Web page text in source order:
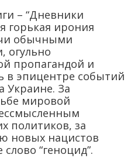
– “Дневники
горькая ирония
обычными
огульно
пропагандой и
в эпицентре событий
Украине. За
мировой
политиков, за
новых нацистов
“геноцид”.